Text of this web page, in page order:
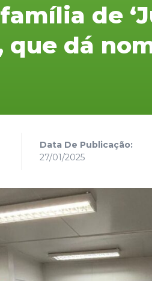
de
que dá
Data De Publicação:
27/01/2025